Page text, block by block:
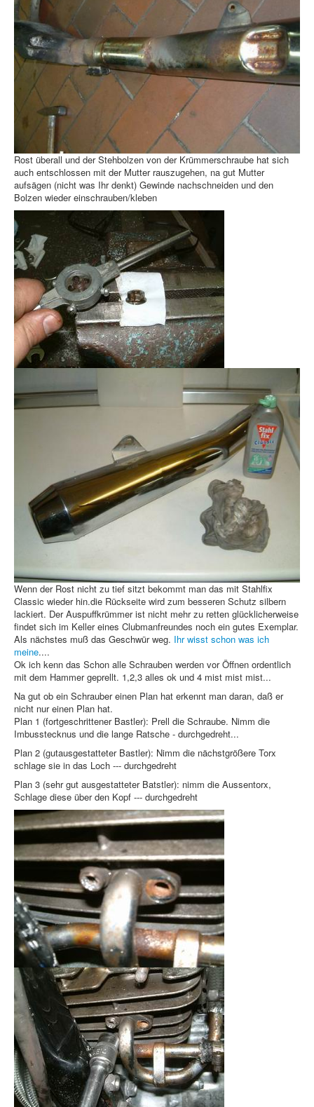
Rost überall und der Stehbolzen von der Krümmerschraube hat sich
auch entschlossen mit der Mutter rauszugehen, na gut Mutter
aufsägen (nicht was Ihr denkt) Gewinde nachschneiden und den
Bolzen wieder einschrauben/kleben
Wenn der Rost nicht zu tief sitzt bekommt man das mit Stahlfix
Classic wieder hin.die Rückseite wird zum besseren Schutz silbern
lackiert. Der Auspuffkrümmer ist nicht mehr zu retten glücklicherweise
findet sich im Keller eines Clubmanfreundes noch ein gutes Exemplar.
Als nächstes muß das Geschwür weg. Ihr wisst schon was ich
meine....
Ok ich kenn das Schon alle Schrauben werden vor Öffnen ordentlich
mit dem Hammer geprellt. 1,2,3 alles ok und 4 mist mist mist...
Na gut ob ein Schrauber einen Plan hat erkennt man daran, daß er
nicht nur einen Plan hat.
Plan 1 (fortgeschrittener Bastler): Prell die Schraube. Nimm die
Imbusstecknus und die lange Ratsche - durchgedreht...
Plan 2 (gutausgestatteter Bastler): Nimm die nächstgrößere Torx
schlage sie in das Loch --- durchgedreht
Plan 3 (sehr gut ausgestatteter Batstler): nimm die Aussentorx,
Schlage diese über den Kopf --- durchgedreht